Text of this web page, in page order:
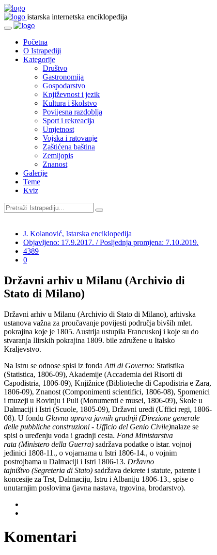
istarska internetska enciklopedija
Početna
O Istrapediji
Kategorije
Društvo
Gastronomija
Gospodarstvo
Književnost i jezik
Kultura i školstvo
Povijesna razdoblja
Sport i rekreacija
Umjetnost
Vojska i ratovanje
Zaštićena baština
Zemljopis
Znanost
Galerije
Teme
Kviz
J. Kolanović, Istarska enciklopedija
Objavljeno: 17.9.2017. / Posljednja promjena: 7.10.2019.
4389
0
Državni arhiv u Milanu (Archivio di
Stato di Milano)
Državni arhiv u Milanu (Archivio di Stato di Milano), arhivska
ustanova važna za proučavanje povijesti područja bivših mlet.
pokrajina koje je 1805. Austrija ustupila Francuskoj i koje su do
stvaranja Ilirskih pokrajina 1809. bile združene u Italsko
Kraljevstvo.
Na Istru se odnose spisi iz fonda Atti di Governo: Statistika
(Statistica, 1806-09), Akademije (Accademia dei Risorti di
Capodistria, 1806-09), Knjižnice (Biblioteche di Capodistria e Zara,
1806-09), Znanost (Componimenti scientifici, 1806-08), Spomenici
i muzeji u Rovinju i Puli (Monumenti e musei, 1806-09), Škole u
Dalmaciji i Istri (Scuole, 1805-09), Državni uredi (Uffici regi, 1806-
08). U fondu Glavna uprava javnih gradnji (Direzione generale
delle pubbliche construzioni - Ufficio del Genio Civile)nalaze se
spisi o uređenju voda i gradnji cesta. Fond Ministarstva
rata (Ministero della Guerra) sadržava podatke o istar. vojnoj
jedinici 1808-11., o vojarnama u Istri 1806-14., o vojnim
postrojbama u Dalmaciji i Istri 1806-13. Državno
tajništvo (Segreteria di Stato) sadržava dekrete i statute, patente i
koncesije za Trst, Dalmaciju, Istru i Albaniju 1806-13., spise o
unutarnjim poslovima (javna nastava, trgovina, brodarstvo).
Komentari